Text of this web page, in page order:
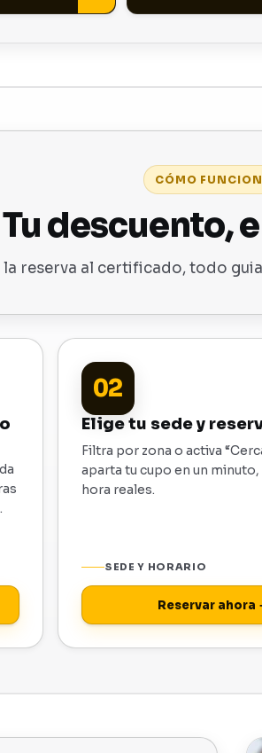
CÓMO
Tu descuento,
la reserva al certificado, todo
02
Elige tu sede y
Filtra por zona o activa
aparta tu cupo en un
hora reales.
SEDE Y HORARIO
Reservar ahora